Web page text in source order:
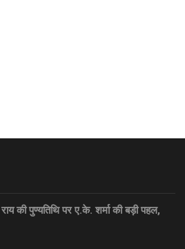
की पुण्यतिथि पर ए.के. शर्मा की बड़ी पहल,